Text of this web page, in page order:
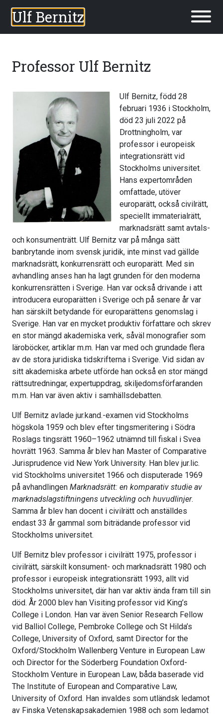
Ulf Bernitz
Professor Ulf Bernitz
Ulf Bernitz, född 28
februari 1936 i Stockholm,
död 23 juli 2022 på
Drottningholm, var
professor i europeisk
integrationsrätt vid
Stockholms universitet.
Hans expertområden
omfattade, utöver
europarätt, också civilrätt,
speciellt immaterialrätt,
marknadsrätt samt avtals-
och konsumenträtt. Ulf Bernitz var på många sätt
banbrytande inom svensk juridik, inte minst vad gällde
marknadsrätt, konkurrensrätt och europarätt. Med sin
avhandling anses han ha lagt grunden för den moderna
konkurrensrätten i Sverige. Han var också drivande i att
introducera europarätten i Sverige och på senare år var
han särskilt betydande för europarättens genomslag i
Sverige. Han var en mycket produktiv författare och skrev
en stor mängd akademiska verk, såväl monografier som
läroböcker, artiklar m.m. Han var med och grundade flera
av de stora juridiska tidskrifterna i Sverige. Vid sidan av
sitt akademiska arbete utförde han också en stor mängd
rättsutredningar, expertuppdrag, skiljedomsförfaranden
m.m. Han var även aktiv i samhällsdebatten.
Ulf Bernitz avlade jur.kand.-examen vid Stockholms
högskola 1959 och blev efter tingsmeritering i Södra
Roslags tingsrätt 1960–1962 utnämnd till fiskal i Svea
hovrätt 1963. Samma år blev han Master of Comparative
Jurisprudence vid New York University. Han blev jur.lic.
vid Stockholms universitet 1966 och disputerade 1969
på avhandlingen Marknadsrätt: en komparativ studie av
marknadslagstiftningens utveckling och huvudlinjer.
Samma år blev han docent i civilrätt och anställdes
endast 33 år gammal som biträdande professor vid
Stockholms universitet.
Ulf Bernitz blev professor i civilrätt 1975, professor i
civilrätt, särskilt konsument- och marknadsrätt 1980 och
professor i europeisk integrationsrätt 1993, allt vid
Stockholms universitet, där han var aktiv ända fram till sin
död. År 2000 blev han Visiting professor vid King’s
College i London. Han var även Senior Research Fellow
vid Balliol College, Pembroke College och St Hilda’s
College, University of Oxford, samt Director for the
Oxford/Stockholm Wallenberg Venture in European Law
och Director for the Söderberg Foundation Oxford-
Stockholm Venture in European Law, båda baserade vid
The Institute of European and Comparative Law,
University of Oxford. Han invaldes som utländsk ledamot
av Finska Vetenskapsakademien 1988 och som ledamot